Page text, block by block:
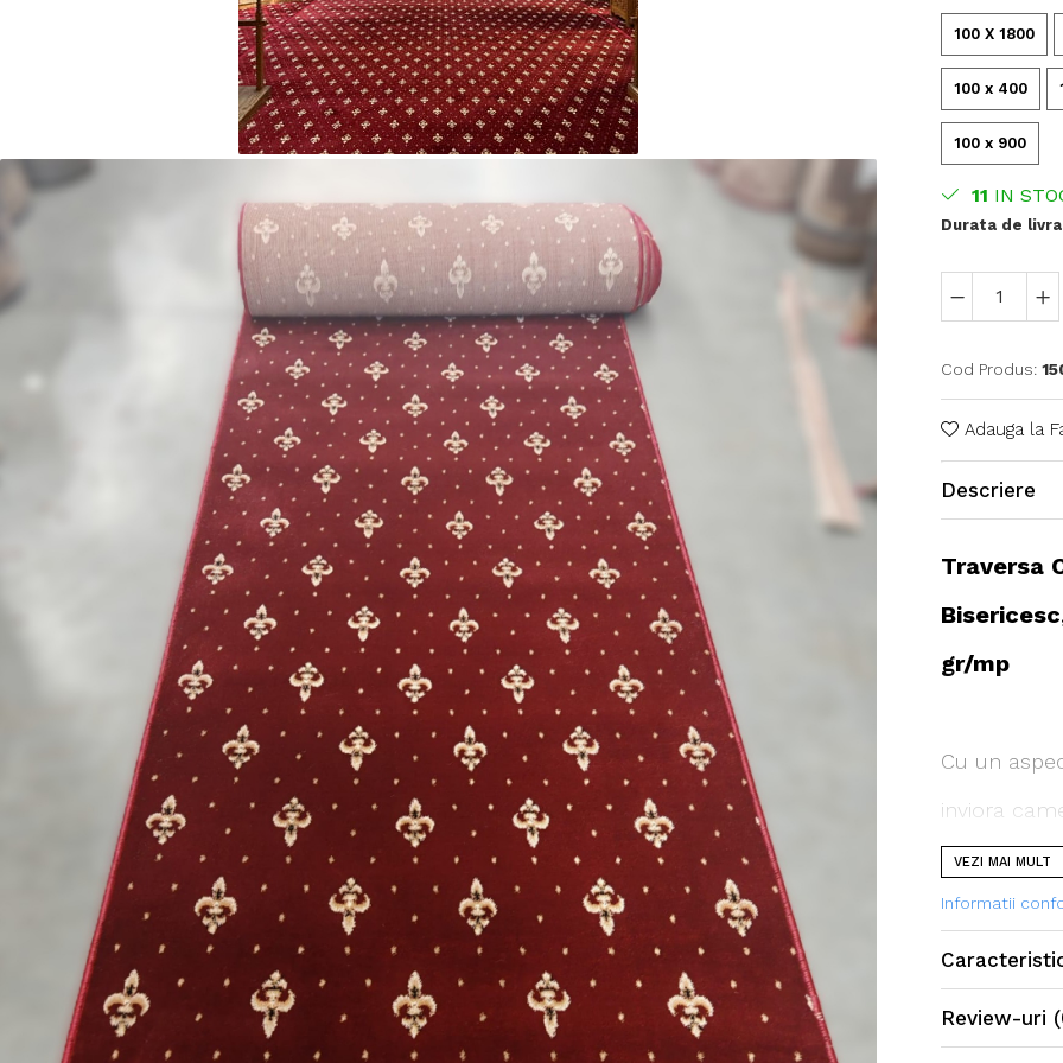
100 X 1800
100 x 400
100 x 900
11 IN
Durata de
Cod Produs:
Adauga la
Descriere
Traversa
gr/mp
Cu un
inviora
Se poate
holuri,
Curatarea
VEZI MAI MULT
Informatii
Review-uri